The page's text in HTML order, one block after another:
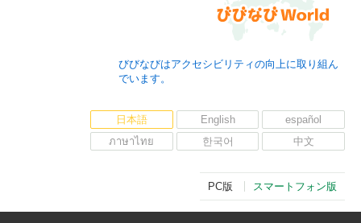
びびなびはアクセシビリティの向上に取り組ん
でいます。
日本語 English
español
ภาษาไทย
한국어 中文
PC版 スマートフォン版